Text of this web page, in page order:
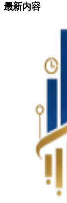
最新内容